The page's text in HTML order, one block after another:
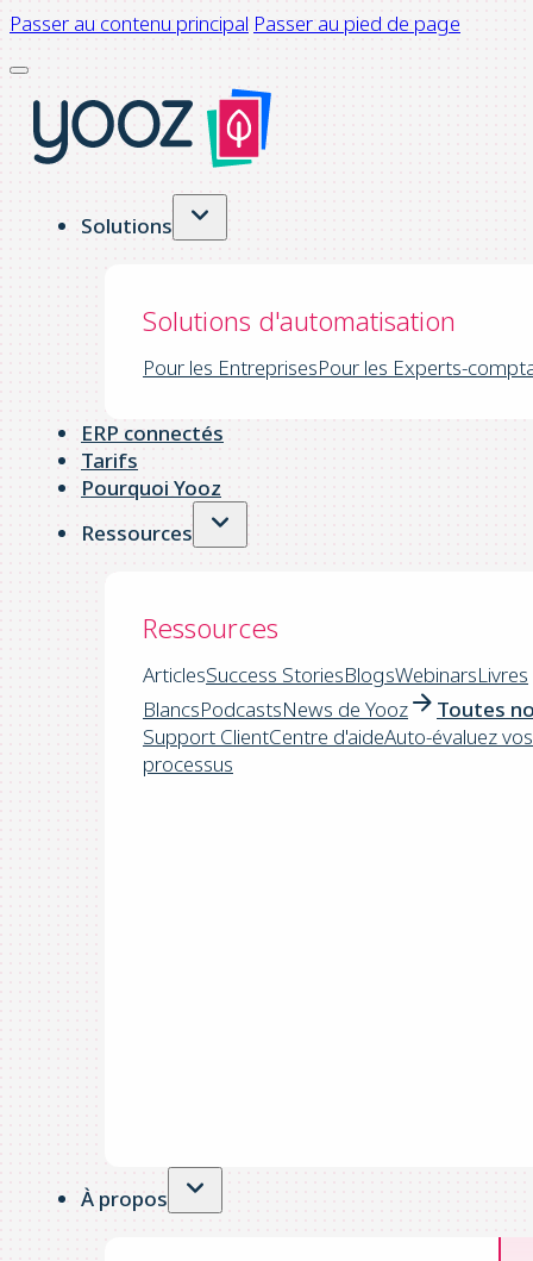
Passer au contenu principal Passer au pied de page
Solutions
Solutions d'automatisation
Pour les EntreprisesPour les Experts-
ERP connectés
Tarifs
Pourquoi Yooz
Ressources
Ressources
ArticlesSuccess StoriesBlogsWebinarsLivres
BlancsPodcastsNews de Yooz
Toutes
Support ClientCentre d'aideAuto-évaluez vos
processus
À propos